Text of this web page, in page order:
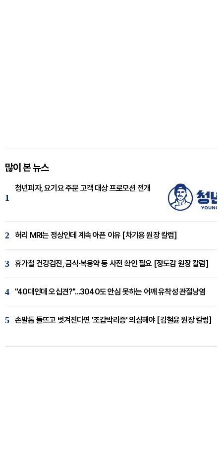
많이 본 뉴스
1
청년피자, 요기요 주문 고객 대상 프로모션 전개
2 허리 MRI는 정상인데 계속 아픈 이유 [차기용 원장 칼럼]
3 휴가철 건강검진, 금식·복용약 등 사전 확인 필요 [정도감 원장 칼럼]
4 "40대인데 오십견?"...3040도 안심 못하는 어깨 유착성 관절낭염
5 손발톱 들뜨고 벗겨진다면 '조갑박리증' 의심해야 [김철윤 원장 칼럼]